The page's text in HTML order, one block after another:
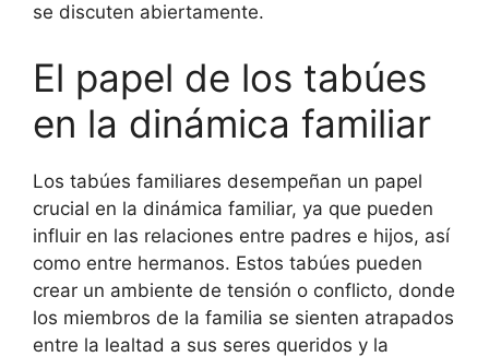
se discuten abiertamente.
El papel de los tabúes
en la dinámica familiar
Los tabúes familiares desempeñan un papel
crucial en la dinámica familiar, ya que pueden
influir en las relaciones entre padres e hijos, así
como entre hermanos. Estos tabúes pueden
crear un ambiente de tensión o conflicto, donde
los miembros de la familia se sienten atrapados
entre la lealtad a sus seres queridos y la